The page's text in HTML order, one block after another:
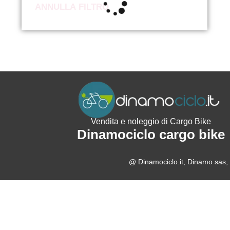
ANNULLA FILTRO
Vendita e noleggio di Cargo Bike
Dinamociclo cargo bike
@ Dinamociclo.it, Dinamo